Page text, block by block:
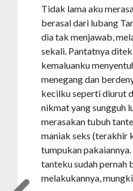
Tidak lama aku
berasal dari lubang
dia tak menjawab,
sekali. Pantatnya
kemaluanku
menegang dan
kecilku seperti diurut
nikmat yang sungguh
merasakan tubuh
maniak seks (terakhir
tumpukan
tanteku sudah pernah
melakukannya,